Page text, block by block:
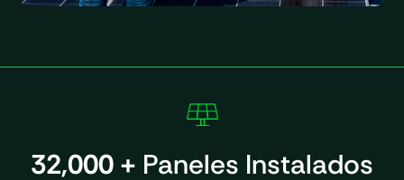
32,000 + Paneles Instalados